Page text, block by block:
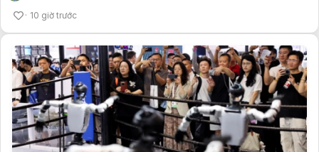
10 giờ trước